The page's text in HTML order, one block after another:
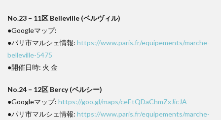
No.23 – 11区 Belleville (ベルヴィル)
●Googleマップ:
●パリ市マルシェ情報: https://www.paris.fr/equipements/marche-
belleville-5475
●開催日時: 火 金
No.24 – 12区 Bercy (ベルシー)
●Googleマップ: https://goo.gl/maps/ceEtQDaChmZxJicJA
●パリ市マルシェ情報: https://www.paris.fr/equipements/marche-